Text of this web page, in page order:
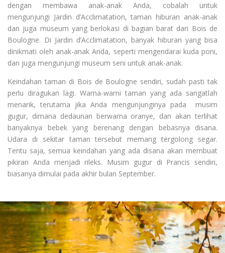
dengan membawa anak-anak Anda, cobalah untuk
mengunjungi Jardin d’Acclimatation, taman hiburan anak-anak
dan juga museum yang berlokasi di bagian barat dari Bois de
Boulogne. Di Jardin d’Acclimatation, banyak hiburan yang bisa
dinikmati oleh anak-anak Anda, seperti mengendarai kuda poni,
dan juga mengunjungi museum seni untuk anak-anak.
Keindahan taman di Bois de Boulogne sendiri, sudah pasti tak
perlu diragukan lagi. Warna-warni taman yang ada sangatlah
menarik, terutama jika Anda mengunjunginya pada musim
gugur, dimana dedaunan berwarna oranye, dan akan terlihat
banyaknya bebek yang berenang dengan bebasnya disana.
Udara di sekitar taman tersebut memang tergolong segar.
Tentu saja, semua keindahan yang ada disana akan membuat
pikiran Anda menjadi rileks. Musim gugur di Prancis sendiri,
biasanya dimulai pada akhir bulan September.